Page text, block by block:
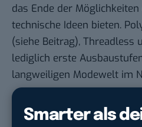
Smarter als
das Ende der
technische Ideen bieten.
(siehe Beitrag), Threadless
lediglich erste
langweiligen Modewelt im
Du möchtest nicht